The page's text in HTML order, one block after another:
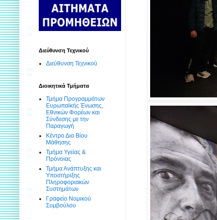
Διεύθυνση Τεχνικού
Διεύθυνση Τεχνικού
Διοικητικά Τμήματα
Τμήμα Προγραμμάτων
Ευρωπαϊκής Ένωσης,
Εθνικών Φορέων και
Σύνδεσης με την
Παραγωγή
Κέντρο Δια Βίου
Μάθησης
Τμήμα Υγείας &
Πρόνοιας
Τμήμα Ανάπτυξης και
Υποστήριξης
Πληροφοριακών
Συστημάτων
Γραφείο Νομικού
Συμβούλου